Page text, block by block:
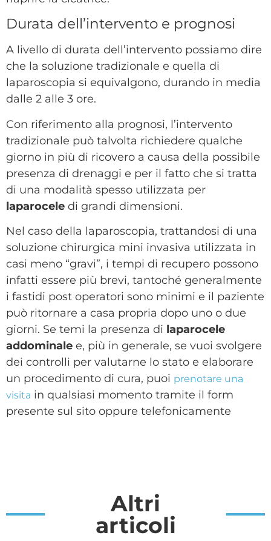
Durata dell’intervento e prognosi
A livello di durata dell’intervento possiamo dire
che la soluzione tradizionale e quella di
laparoscopia si equivalgono, durando in media
dalle 2 alle 3 ore.
Con riferimento alla prognosi, l’intervento
tradizionale può talvolta richiedere qualche
giorno in più di ricovero a causa della possibile
presenza di drenaggi e per il fatto che si tratta
di una modalità spesso utilizzata per
laparocele di grandi dimensioni.
Nel caso della laparoscopia, trattandosi di una
soluzione chirurgica mini invasiva utilizzata in
casi meno “gravi”, i tempi di recupero possono
infatti essere più brevi, tantoché generalmente
i fastidi post operatori sono minimi e il paziente
può ritornare a casa propria dopo uno o due
giorni. Se temi la presenza di laparocele
addominale e, più in generale, se vuoi svolgere
dei controlli per valutarne lo stato e elaborare
un procedimento di cura, puoi prenotare una
visita in qualsiasi momento tramite il form
presente sul sito oppure telefonicamente
Altri
articoli